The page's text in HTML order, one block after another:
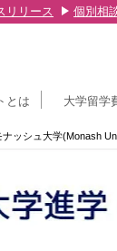
リリース 個別相
とは 大学留学
ナッシュ大学(Monash